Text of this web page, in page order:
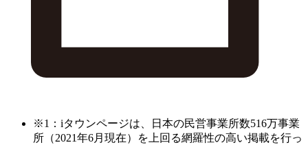
※1：iタウンページは、日本の民営事業所数516万事業
所（2021年6月現在）を上回る網羅性の高い掲載を行っ